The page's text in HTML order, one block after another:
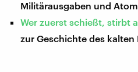
Militärausgaben und
Wer zuerst schießt, stirbt
zur Geschichte des kalten